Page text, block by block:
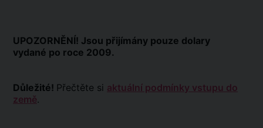
UPOZORNĚNÍ! Jsou přijímány pouze dolary
vydané po roce 2009.
Důležité! Přečtěte si aktuální podmínky vstupu do
země.